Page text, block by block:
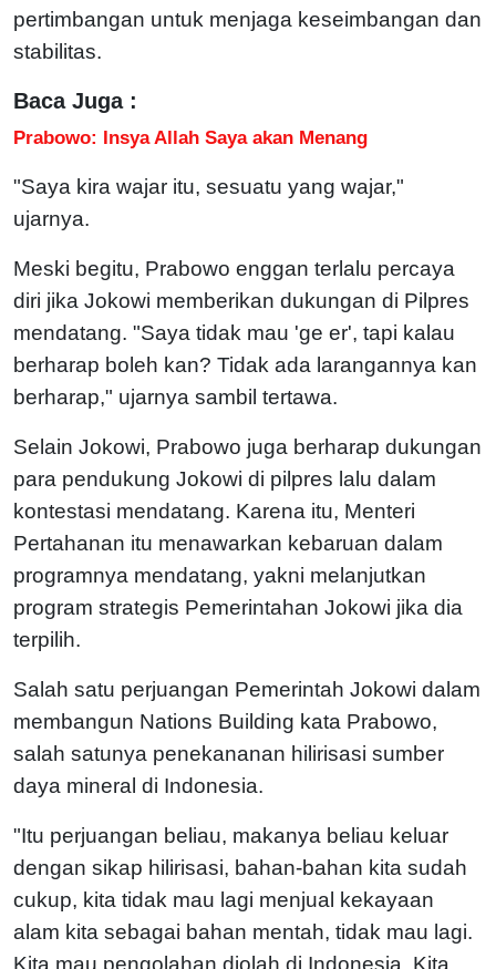
pertimbangan untuk menjaga keseimbangan dan
stabilitas.
Baca Juga :
Prabowo: Insya Allah Saya akan Menang
"Saya kira wajar itu, sesuatu yang wajar,"
ujarnya.
Meski begitu, Prabowo enggan terlalu percaya
diri jika Jokowi memberikan dukungan di Pilpres
mendatang. "Saya tidak mau 'ge er', tapi kalau
berharap boleh kan? Tidak ada larangannya kan
berharap," ujarnya sambil tertawa.
Selain Jokowi, Prabowo juga berharap dukungan
para pendukung Jokowi di pilpres lalu dalam
kontestasi mendatang. Karena itu, Menteri
Pertahanan itu menawarkan kebaruan dalam
programnya mendatang, yakni melanjutkan
program strategis Pemerintahan Jokowi jika dia
terpilih.
Salah satu perjuangan Pemerintah Jokowi dalam
membangun Nations Building kata Prabowo,
salah satunya penekananan hilirisasi sumber
daya mineral di Indonesia.
"Itu perjuangan beliau, makanya beliau keluar
dengan sikap hilirisasi, bahan-bahan kita sudah
cukup, kita tidak mau lagi menjual kekayaan
alam kita sebagai bahan mentah, tidak mau lagi.
Kita mau pengolahan diolah di Indonesia. Kita